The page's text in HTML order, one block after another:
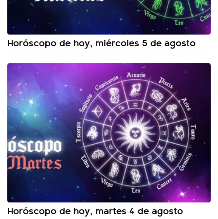
Horóscopo de hoy, miércoles 5 de agosto
Horóscopo de hoy, martes 4 de agosto